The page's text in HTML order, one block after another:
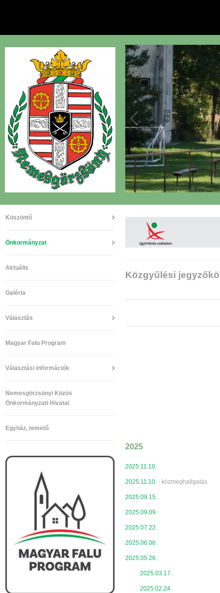
Közgyűlési
2025
2025.11.10.
2025.11.10.- közmeghallgatás
2025.09.15.
2025.09.09.
2025.07.22.
2025.06.06.
2025.05.26.
2025.03.17.
2025.02.24.
Köszöntő
Önkormányzat
Aktuális
Galéria
Választás
Magyar Falu Program
Választási információk
Nemesgörzsönyi Közös
Önkormányzati Hivatal
Egyház, temető